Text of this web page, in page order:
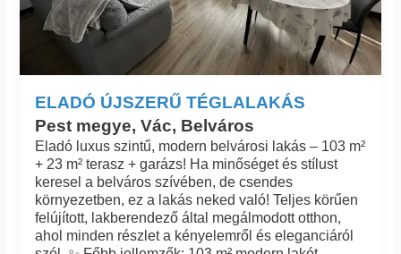
ELADÓ ÚJSZERŰ TÉGLALAKÁS
Pest megye, Vác, Belváros
Eladó luxus szintű, modern belvárosi lakás – 103 m²
+ 23 m² terasz + garázs! Ha minőséget és stílust
keresel a belváros szívében, de csendes
környezetben, ez a lakás neked való! Teljes körűen
felújított, lakberendező által megálmodott otthon,
ahol minden részlet a kényelemről és eleganciáról